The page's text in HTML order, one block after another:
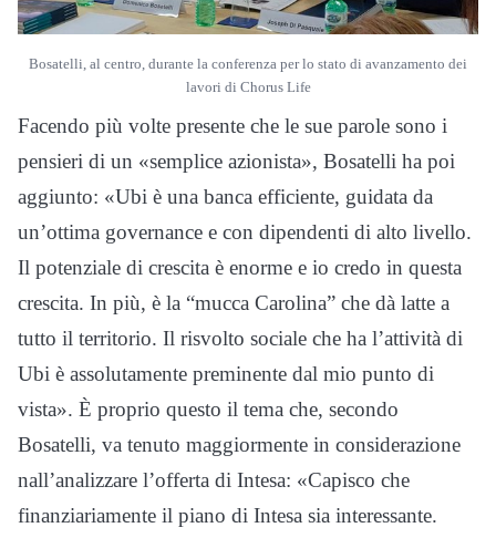
Bosatelli, al centro, durante la conferenza per lo stato di avanzamento dei
lavori di Chorus Life
Facendo più volte presente che le sue parole sono i
pensieri di un «semplice azionista», Bosatelli ha poi
aggiunto: «Ubi è una banca efficiente, guidata da
un’ottima governance e con dipendenti di alto livello.
Il potenziale di crescita è enorme e io credo in questa
crescita. In più, è la “mucca Carolina” che dà latte a
tutto il territorio. Il risvolto sociale che ha l’attività di
Ubi è assolutamente preminente dal mio punto di
vista». È proprio questo il tema che, secondo
Bosatelli, va tenuto maggiormente in considerazione
nall’analizzare l’offerta di Intesa: «Capisco che
finanziariamente il piano di Intesa sia interessante.